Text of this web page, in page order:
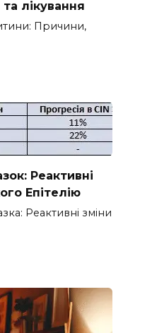
лікування
Причини,
Реактивні
Епітелію
Реактивні зміни